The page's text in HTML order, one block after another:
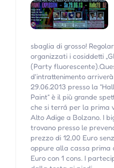
sbaglia di grosso!
organizzati i cosiddetti
(Party
d'intrattenimento
29.06.2013 presso la
Paint“ è il più grande
che si terrá per la prima
Alto Adige a Bolzano. I
trovano presso le
prezzo di 12,00 Euro
oppure alla cassa prima
Euro con 1 cons. I